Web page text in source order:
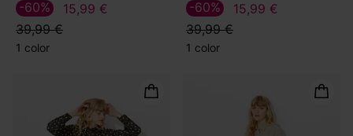
15,99 €
39,99 €
-60%
1 color
15,99 €
39,99 €
-60%
1 color